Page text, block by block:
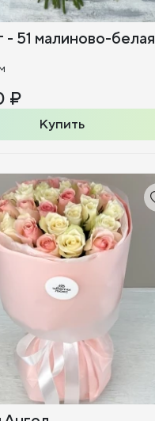
51 малиново-белая
₽
Купить